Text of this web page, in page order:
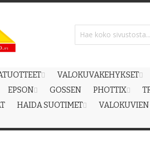
VALOKUVAKEHYKSET
EPSON GOSSEN PHOTTIX
HAIDA SUOTIMET VALOKUVIEN